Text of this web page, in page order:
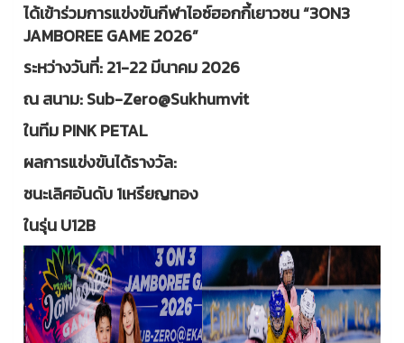
ได้เข้าร่วมการแข่งขันกีฬาไอซ์ฮอกกี้เยาวชน “3ON3
JAMBOREE GAME 2026”
ระหว่างวันที่: 21-22 มีนาคม 2026
ณ สนาม: Sub-Zero@Sukhumvit
ในทีม PINK PETAL
ผลการแข่งขันได้รางวัล:
ชนะเลิศอันดับ 1เหรียญทอง
ในรุ่น U12B